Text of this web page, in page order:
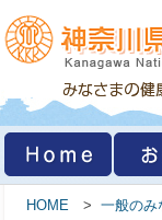
HOME > 一般のみ